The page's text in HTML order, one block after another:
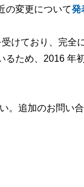
の変更について発
けており、完全
ため、2016 年
。追加のお問い